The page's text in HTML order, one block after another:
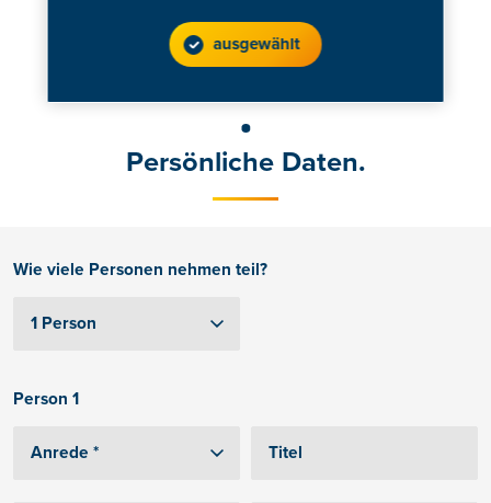
ausgewählt
Persönliche Daten.
Wie viele Personen nehmen teil?
Person 1